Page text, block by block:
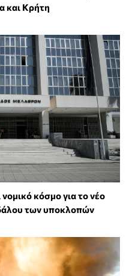
και Κρήτη
κόσμο για το νέο
των υποκλοπών